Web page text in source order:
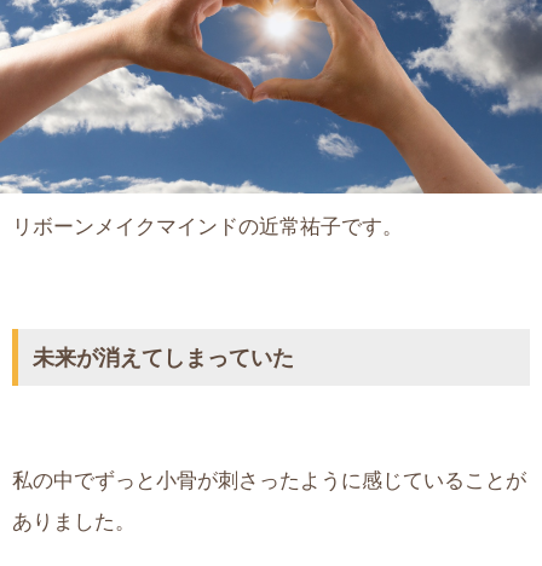
リボーンメイクマインドの近常祐子です。
未来が消えてしまっていた
私の中でずっと小骨が刺さったように感じていることが
ありました。